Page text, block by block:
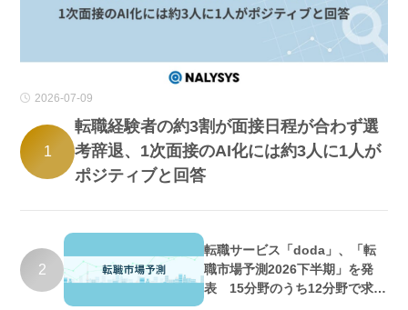
2026-07-09
1
転職経験者の約3割が面接日程が合わず選
考辞退、1次面接のAI化には約3人に1人が
ポジティブと回答
2
転職サービス「doda」、「転
職市場予測2026下半期」を発
表 15分野のうち12分野で求人